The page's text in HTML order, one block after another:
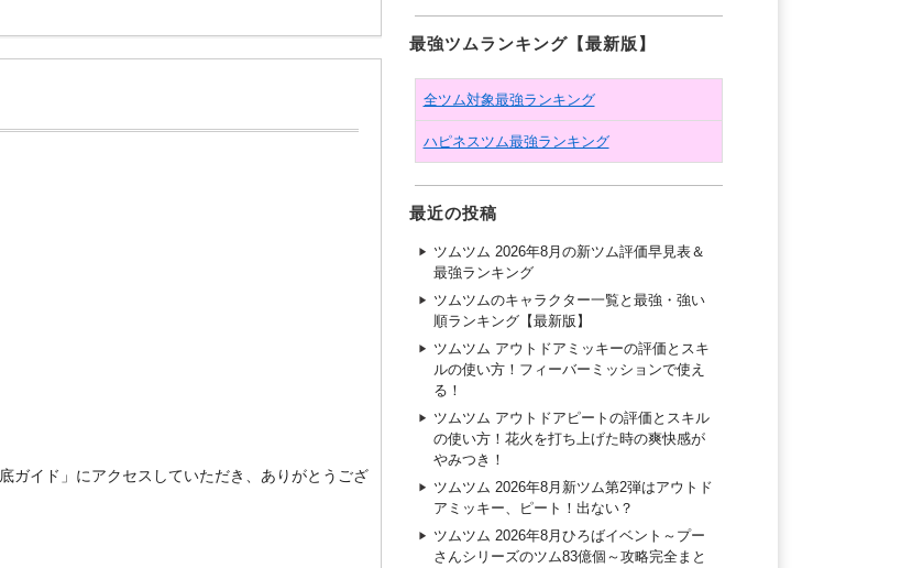
ガイド」にアクセスしていただき、ありがとうござ
最強ツムランキング【最新版】
全ツム対象最強ランキング
ハピネスツム最強ランキング
最近の投稿
ツムツム 2026年8月の新ツム評価早見表＆
最強ランキング
ツムツムのキャラクター一覧と最強・強い
順ランキング【最新版】
ツムツム アウトドアミッキーの評価とスキ
ルの使い方！フィーバーミッションで使え
る！
ツムツム アウトドアピートの評価とスキル
の使い方！花火を打ち上げた時の爽快感が
やみつき！
ツムツム 2026年8月新ツム第2弾はアウトド
アミッキー、ピート！出ない？
ツムツム 2026年8月ひろばイベント～プー
さんシリーズのツム83億個～攻略完全まと